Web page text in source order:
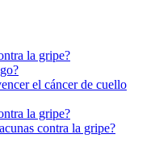
la gripe?
el cáncer de cuello
la gripe?
contra la gripe?